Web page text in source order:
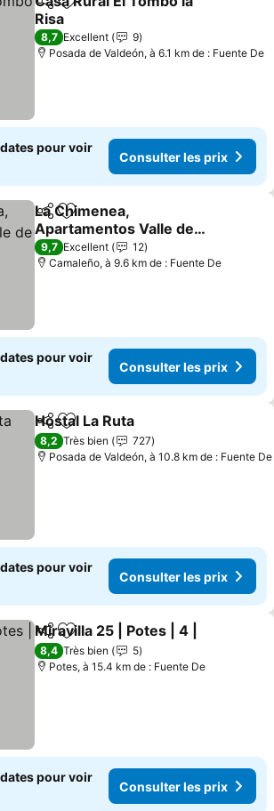
PartagerAjouter à mes favoris
Risa
Consulter les prix
8,7 Excellent
9
Posada de Valdeón, à 6.1 km de : Fuente De
pour voir
Consulter les prix
PartagerAjouter à mes favoris
La Chimenea,
Apartamentos Valle de
Camaleño
Consulter les prix
9,7 Excellent
12
Camaleño, à 9.6 km de : Fuente De
pour voir
Consulter les prix
PartagerAjouter à mes favoris
Hostal La Ruta
8,2 Très bien
727
Posada de Valdeón, à 10.8 km de : Fuente De
pour voir
Consulter les prix
PartagerAjouter à mes favoris
Miravilla 25 | Potes | 4 |
8,4 Très bien
5
Potes, à 15.4 km de : Fuente De
pour voir
Consulter les prix